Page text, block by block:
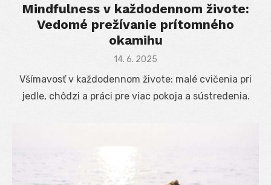
Mindfulness v každodennom živote:
Vedomé prežívanie prítomného
okamihu
Posted
14. 6. 2025
Všímavosť v každodennom živote: malé cvičenia pri
jedle, chôdzi a práci pre viac pokoja a sústredenia.